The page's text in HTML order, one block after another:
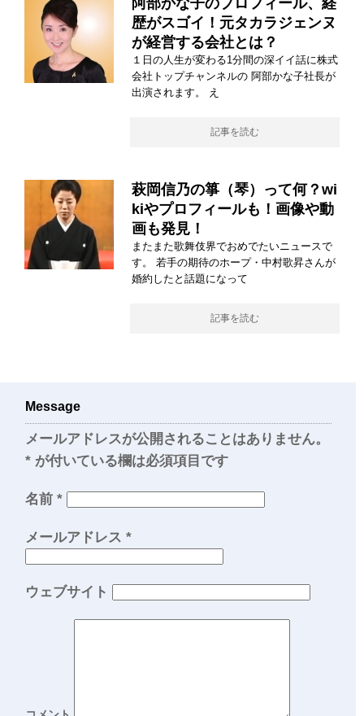
阿部かな子のプロフィール、経
歴がスゴイ！元タカラジェンヌ
が経営する会社とは？
１日の人生が変わる1分間の深イイ話に株式
会社トップチャンネルの 阿部かな子社長が
出演されます。 え
記事を読む
萩岡信乃の箏（琴）って何？wi
kiやプロフィールも！画像や動
画も発見！
またまた歌舞伎界でおめでたいニュースで
す。 若手の期待のホープ・中村歌昇さんが
婚約したと話題になって
記事を読む
Message
メールアドレスが公開されることはありません。
* が付いている欄は必須項目です
名前 *
メールアドレス *
ウェブサイト